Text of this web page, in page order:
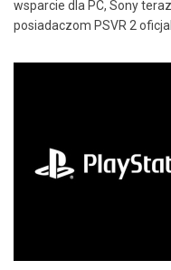
wsparcie dla PC, Sony
posiadaczom PSVR 2